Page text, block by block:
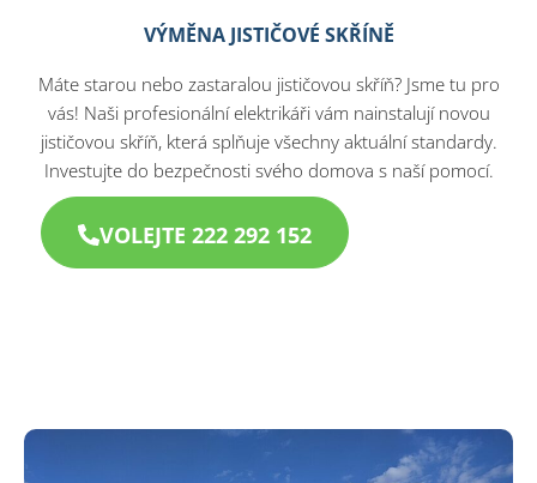
VÝMĚNA JISTIČOVÉ SKŘÍNĚ
Máte starou nebo zastaralou jističovou skříň? Jsme tu pro
vás! Naši profesionální elektrikáři vám nainstalují novou
jističovou skříň, která splňuje všechny aktuální standardy.
Investujte do bezpečnosti svého domova s naší pomocí.
VOLEJTE 222 292 152